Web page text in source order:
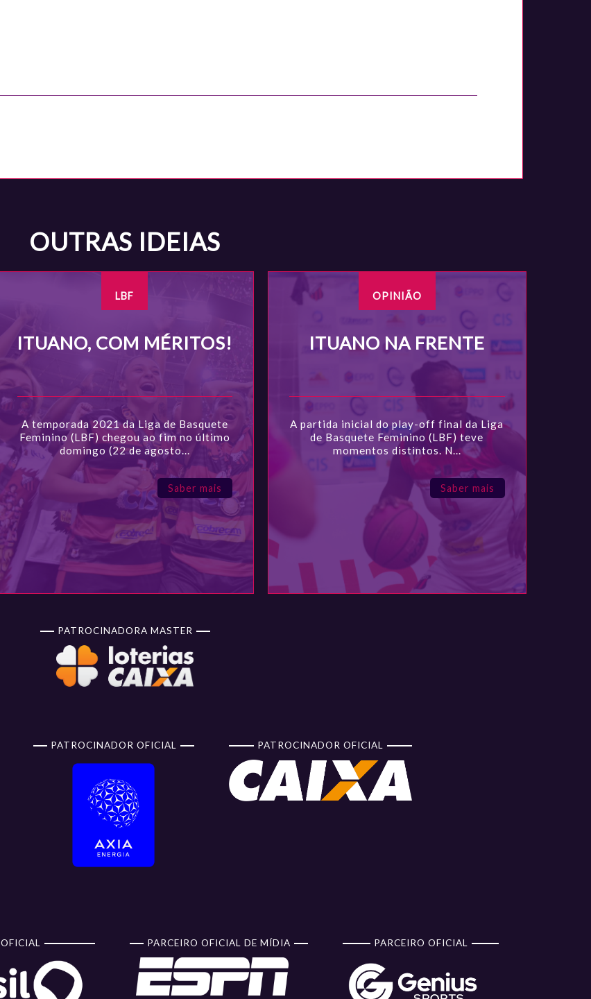
OUTRAS IDEIAS
LBF
ITUANO, COM MÉRITOS!
A temporada 2021 da Liga de Basquete
Feminino (LBF) chegou ao fim no último
domingo (22 de agosto...
Saber mais
OPINIÃO
ITUANO NA FRENTE
A partida inicial do play-off final da Liga
de Basquete Feminino (LBF) teve
momentos distintos. N...
Saber mais
PATROCINADORA MASTER
PATROCINADOR OFICIAL PATROCINADOR OFICIAL
PARCEIRO OFICIAL DE MÍDIA PARCEIRO OFICIAL